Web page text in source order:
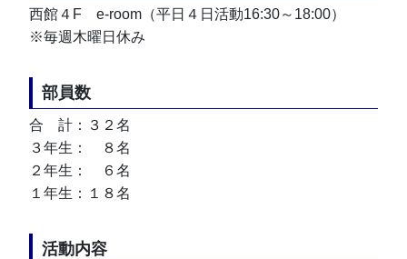
西館４F　e-room（平日４日活動16:30～18:00）
※毎週木曜日休み
部員数
合　計：３２名
３年生：　８名
２年生：　６名
１年生：１８名
活動内容